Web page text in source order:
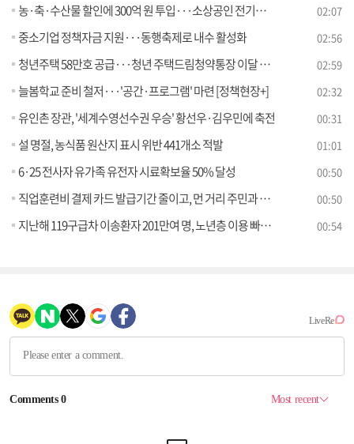
농·축·수산물 할인에 300억 원 투입···소상공인 전기요금 지원 02:07
중소기업 정책자금 지원···동행축제로 내수 활성화 02:56
청년주택 58만호 공급···청년 주택드림청약통장 이달 출시 02:59
늘봄학교 준비 철저···'공간·프로그램' 마련 [정책현장+] 02:32
유인촌 장관, '세계수영선수권 우승' 황선우·김우민에 축전 00:31
설 명절, 농식품 원산지 표시 위반 441개소 적발 01:01
6·25 전사자 유가족 유전자 시료확보율 50% 달성 00:50
직업훈련비 결제 카드 발급기간 줄이고, 먼 거리 주민과 영상상담 가능한 스마트 민원실 신설 00:50
지난해 119구급차 이송환자 201만여 명, 노년층 이용 빠르게 증가···노약자 맞춤형 구급대책 강화 00:54